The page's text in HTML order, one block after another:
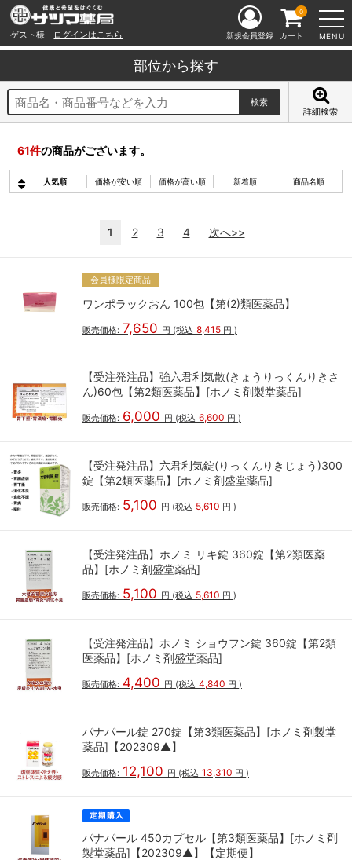
ゲスト様 ログインはこちら MENU
新規会員登録 カート
0
部位から探す
詳細検索
61件の商品がございます。
人気順 価格が安い順 価格が高い順 新着順 商品名順
1 2 3 4 次へ>>
会員様限定商品
ワンポラックおん 100包【第(2)類医薬品】
販売価格: 7,650 円 (税込 8,415 円 )
【受注発注品】強六君利気散(きょうりっくんりきさ
ん)60包【第2類医薬品】[ホノミ剤製堂薬品]
販売価格: 6,000 円 (税込 6,600 円 )
【受注発注品】六君利気錠(りっくんりきじょう)300
錠【第2類医薬品】[ホノミ剤盛堂薬品]
販売価格: 5,100 円 (税込 5,610 円 )
【受注発注品】ホノミ リキ錠 360錠【第2類医薬
品】[ホノミ剤盛堂薬品]
販売価格: 5,100 円 (税込 5,610 円 )
【受注発注品】ホノミ ショウフン錠 360錠【第2類
医薬品】[ホノミ剤盛堂薬品]
販売価格: 4,400 円 (税込 4,840 円 )
パナパール錠 270錠【第3類医薬品】[ホノミ剤製堂
薬品]【202309▲】
販売価格: 12,100 円 (税込 13,310 円 )
パナパール 450カプセル【第3類医薬品】[ホノミ剤
製堂薬品]【202309▲】【定期便】